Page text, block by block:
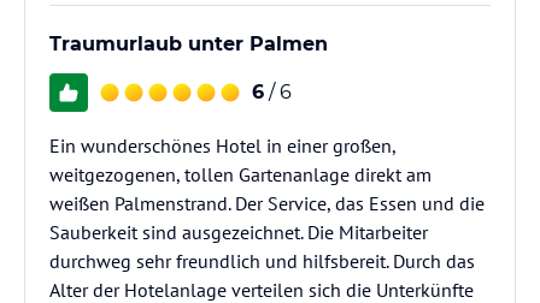
Traumurlaub unter Palmen
6 / 6
Ein wunderschönes Hotel in einer großen,
weitgezogenen, tollen Gartenanlage direkt am
weißen Palmenstrand. Der Service, das Essen und die
Sauberkeit sind ausgezeichnet. Die Mitarbeiter
durchweg sehr freundlich und hilfsbereit. Durch das
Alter der Hotelanlage verteilen sich die Unterkünfte